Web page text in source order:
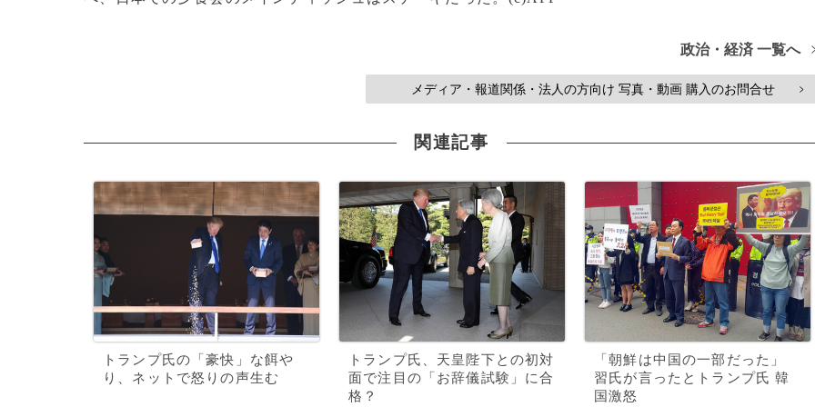
政治・経済 一覧へ
メディア・報道関係・法人の方向け 写真・動画 購入のお問合せ >
関連記事
トランプ氏の「豪快」な餌や
り、ネットで怒りの声生む
トランプ氏、天皇陛下との初対
面で注目の「お辞儀試験」に合
格？
「朝鮮は中国の一部だった」
習氏が言ったとトランプ氏 韓
国激怒